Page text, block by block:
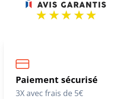
Paiement sécurisé
3X avec frais de 5€